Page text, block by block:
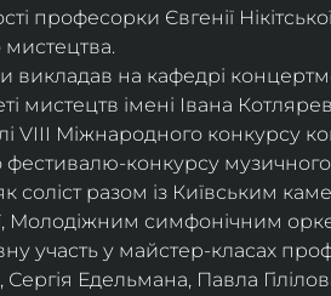
професорки Євгенії
викладав на кафедрі
мистецтв імені Івана
VIII Міжнародного конкурсу
фестивалю-конкурсу музичного
соліст разом із Київським
Молодіжним симфонічним
участь у майстер-класах
Едельмана, Павла